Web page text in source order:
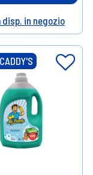
in negozio